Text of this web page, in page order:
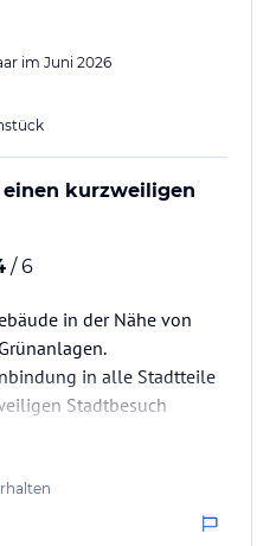
im Juni 2026
kurzweiligen
/ 6
in der Nähe von
in alle Stadtteile
Stadtbesuch